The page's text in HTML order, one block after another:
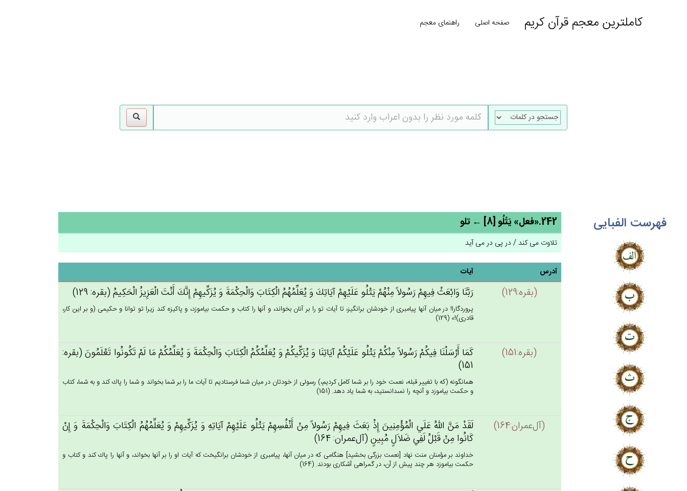
کاملترین معجم قرآن کریم صفحه اصلی راهنمای معجم
فهرست الفبایی 242.«فعل» يَتْلُو [8] ← تلو
تلاوت می کند / در پی در می آید
آدرس آیات
(بقره:129) رَبَّنَا وَابْعَث‌ْ فِيهِم‌ْ رَسُولاً مِنْهُم‌ْ يَتْلُو عَلَيْهِم‌ْ آيَاتِك‌َ وَ يُعَلِّمُهُم‌ُ الْكِتَاب‌َ وَالْحِكْمَة‌َ وَ يُزَكِّيهِم‌ْ إِنَّك‌َ أَنْت‌َ الْعَزِيزُ الْحَكِيم‌ُ (بقره: 129)
پروردگارا! در ميان آنها پيامبرى از خودشان برانگيز، تا آيات تو را بر آنان بخواند، و آنها را كتاب و حكمت بياموزد، و پاكيزه كند زيرا تو توانا و حكيمى (و بر اين كار،
قادرى)!» (129)
(بقره:151)
كَمَا أَرْسَلْنَا فِيكُم‌ْ رَسُولاً مِنْكُم‌ْ يَتْلُو عَلَيْكُم‌ْ آيَاتِنَا وَ يُزَكِّيكُم‌ْ وَ يُعَلِّمُكُم‌ُ الْكِتَاب‌َ وَالْحِكْمَة‌َ وَ يُعَلِّمُكُم‌ْ مَا لَم‌ْ تَكُونُوا تَعْلَمُون‌َ (بقره:
151)
همان‏گونه (كه با تغيير قبله، نعمت خود را بر شما كامل كرديم،) رسولى از خودتان در ميان شما فرستاديم تا آيات ما را بر شما بخواند و شما را پاك كند و به شما، كتاب
و حكمت بياموزد و آنچه را نمى‏دانستيد، به شما ياد دهد. (151)
(آل‌عمران:164)
لَقَدْ مَن‌َّ الله‌ُ عَلَي‌ الْمُؤْمِنِين‌َ إِذْ بَعَث‌َ فِيهِم‌ْ رَسُولاً مِن‌ْ أَنْفُسِهِم‌ْ يَتْلُو عَلَيْهِم‌ْ آيَاتِه‌ِ وَ يُزَكِّيهِم‌ْ وَ يُعَلِّمُهُم‌ُ الْكِتَاب‌َ وَالْحِكْمَة‌َ وَ إِنْ‌
كَانُوا مِنْ‌ قَبْل‌ُ لَفِي‌ ضَلاَل‌ٍ مُبِين‌ٍ (آل‌عمران: 164)
خداوند بر مؤمنان منت نهاد [نعمت بزرگى بخشيد] هنگامى كه در ميان آنها، پيامبرى از خودشان برانگيخت كه آيات او را بر آنها بخواند، و آنها را پاك كند و كتاب و
حكمت بياموزد هر چند پيش از آن، در گمراهى آشكارى بودند. (164)